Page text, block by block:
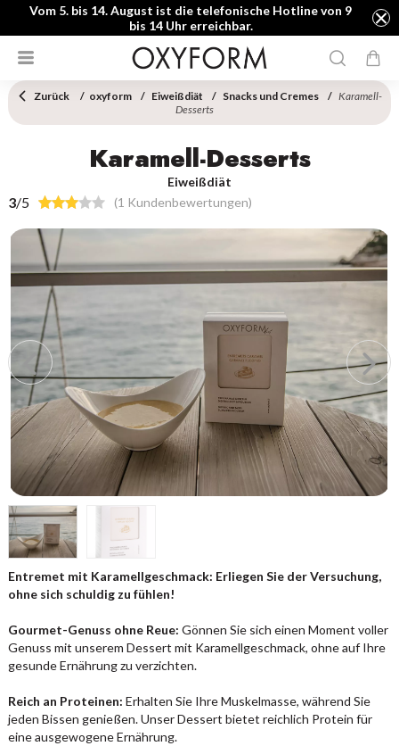
Vom 5. bis 14. August ist die telefonische Hotline von 9
bis 14 Uhr erreichbar.
Zurück oxyform Eiweißdiät Snacks und Cremes
Karamell-
Desserts
Karamell-Desserts
Eiweißdiät
3/5 (1 Kundenbewertungen)
Entremet mit Karamellgeschmack: Erliegen Sie der Versuchung,
ohne sich schuldig zu fühlen!
Gourmet-Genuss ohne Reue: Gönnen Sie sich einen Moment voller
Genuss mit unserem Dessert mit Karamellgeschmack, ohne auf Ihre
gesunde Ernährung zu verzichten.
Reich an Proteinen: Erhalten Sie Ihre Muskelmasse, während Sie
jeden Bissen genießen. Unser Dessert bietet reichlich Protein für
eine ausgewogene Ernährung.